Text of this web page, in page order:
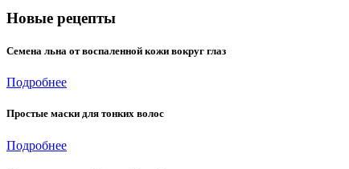
Новые рецепты
Семена льна от воспаленной кожи вокруг глаз
Подробнее
Простые маски для тонких волос
Подробнее